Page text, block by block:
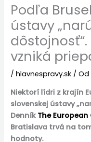
Podľa
ústavy
vzniká
/hlavnespravy.sk / Od
Niektorí lídri z krajín
slovenskej ústavy
Denník The
Bratislava trvá na
hodnoty.